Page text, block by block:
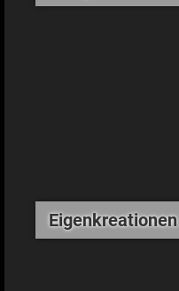
Eigenkreationen